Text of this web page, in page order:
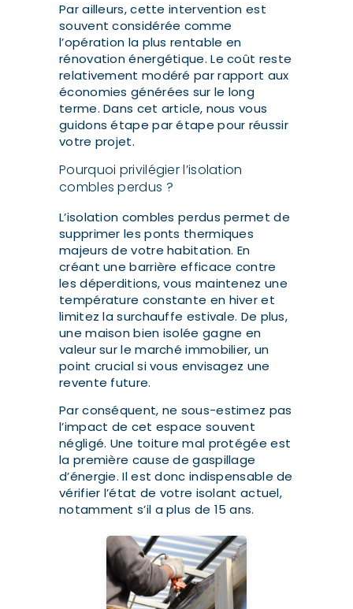
Par ailleurs, cette intervention est
souvent considérée comme
l’opération la plus rentable en
rénovation énergétique. Le coût reste
relativement modéré par rapport aux
économies générées sur le long
terme. Dans cet article, nous vous
guidons étape par étape pour réussir
votre projet.
Pourquoi privilégier l’isolation
combles perdus ?
L’isolation combles perdus permet de
supprimer les ponts thermiques
majeurs de votre habitation. En
créant une barrière efficace contre
les déperditions, vous maintenez une
température constante en hiver et
limitez la surchauffe estivale. De plus,
une maison bien isolée gagne en
valeur sur le marché immobilier, un
point crucial si vous envisagez une
revente future.
Par conséquent, ne sous-estimez pas
l’impact de cet espace souvent
négligé. Une toiture mal protégée est
la première cause de gaspillage
d’énergie. Il est donc indispensable de
vérifier l’état de votre isolant actuel,
notamment s’il a plus de 15 ans.